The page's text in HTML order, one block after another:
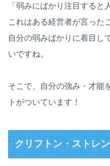
「弱みにばかり注目すると
これはある経営者が言った
自分の弱みばかりに着目し
いですね。
そこで、自分の強み・才能
トがついています！
クリフトン・ストレ